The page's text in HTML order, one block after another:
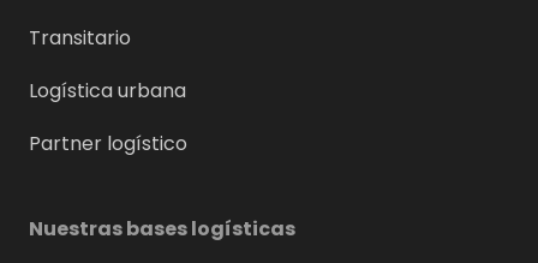
Transitario
Logística urbana
Partner logístico
Nuestras bases logísticas